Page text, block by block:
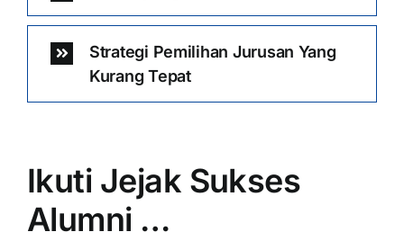
Strategi Pemilihan Jurusan Yang
Kurang Tepat
Ikuti Jejak Sukses
Alumni …